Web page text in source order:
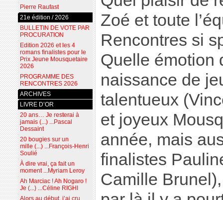
Zoé et toute
Rencontres si
Quelle émotion
naissance de
talentueux
et joyeux
année, mais
finalistes
Camille
Pierre Raufast
21e édition / 2026
BULLETIN DE VOTE PAR
PROCURATION
Edition 2026 et les 4
romans finalistes pour le
Prix Jeune Mousquetaire
2026
PROGRAMME DES
RENCONTRES 2026
ARCHIVES
LIVRE D’OR
20 ans… Je resterai à
jamais (...) ...Pascal
Dessaint
20 bougies sur un
mille (...) ...François-Henri
Soulié
À dire vrai, ça fait un
moment ...Myriam Leroy
Ah Marciac ! Ah Nogaro !
Je (...) ...Céline RIGHI